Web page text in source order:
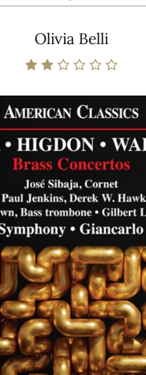
Olivia Belli